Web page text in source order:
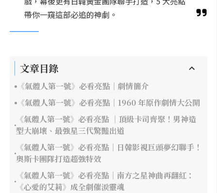
帶你一窺這部必追的神劇。
文章目錄
《氣體人第一號》必看亮點｜劇情簡介
《氣體人第一號》必看亮點｜1960 年原作劇情大公開
《氣體人第一號》必看亮點 ｜頂級卡司齊聚！男神造
型大崩壞、最強星三代驚豔出道
《氣體人第一號》必看亮點｜日韓影視巨頭夢幻聯手！
奧斯卡團隊打造超強特效
《氣體人第一號》必看亮點｜南方之星神曲再翻紅：
《心愛的艾莉》成全劇催淚靈魂